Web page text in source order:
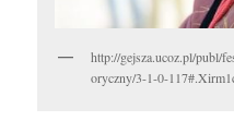
http://gejsza.ucoz.pl/publ/
oryczny/3-1-0-